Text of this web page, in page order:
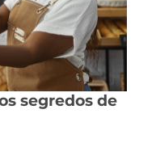
segredos de